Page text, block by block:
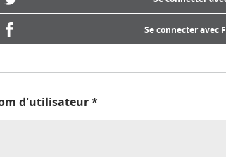
Se connecter avec
d'utilisateur*